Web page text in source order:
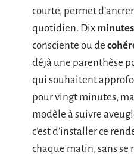
courte, permet
quotidien. Dix minutes
consciente ou de
déjà une parenthèse
qui souhaitent
pour vingt minutes,
modèle à suivre
c’est d’installer ce
chaque matin, sans se